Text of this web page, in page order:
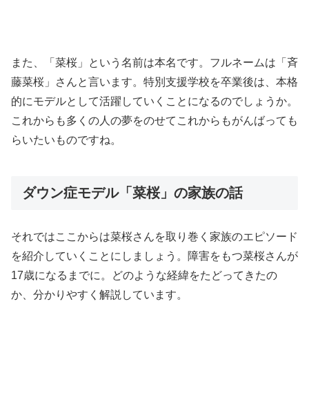
また、「菜桜」という名前は本名です。フルネームは「斉
藤菜桜」さんと言います。特別支援学校を卒業後は、本格
的にモデルとして活躍していくことになるのでしょうか。
これからも多くの人の夢をのせてこれからもがんばっても
らいたいものですね。
ダウン症モデル「菜桜」の家族の話
それではここからは菜桜さんを取り巻く家族のエピソード
を紹介していくことにしましょう。障害をもつ菜桜さんが
17歳になるまでに。どのような経緯をたどってきたの
か、分かりやすく解説しています。